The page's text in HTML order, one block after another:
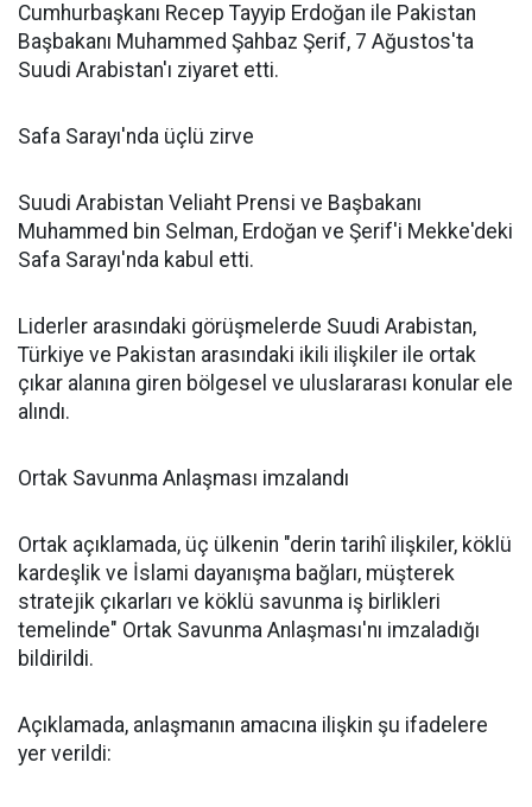
Cumhurbaşkanı Recep Tayyip Erdoğan ile Pakistan
Başbakanı Muhammed Şahbaz Şerif, 7 Ağustos'ta
Suudi Arabistan'ı ziyaret etti.
Safa Sarayı'nda üçlü zirve
Suudi Arabistan Veliaht Prensi ve Başbakanı
Muhammed bin Selman, Erdoğan ve Şerif'i Mekke'deki
Safa Sarayı'nda kabul etti.
Liderler arasındaki görüşmelerde Suudi Arabistan,
Türkiye ve Pakistan arasındaki ikili ilişkiler ile ortak
çıkar alanına giren bölgesel ve uluslararası konular ele
alındı.
Ortak Savunma Anlaşması imzalandı
Ortak açıklamada, üç ülkenin "derin tarihî ilişkiler, köklü
kardeşlik ve İslami dayanışma bağları, müşterek
stratejik çıkarları ve köklü savunma iş birlikleri
temelinde" Ortak Savunma Anlaşması'nı imzaladığı
bildirildi.
Açıklamada, anlaşmanın amacına ilişkin şu ifadelere
yer verildi: